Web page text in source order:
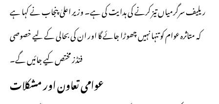
ریلیف سرگرمیاں تیز کرنے کی ہدایت کی ہے۔ وزیر اعلیٰ پنجاب نے کہا ہے
کہ متاثرہ عوام کو تنہا نہیں چھوڑا جائے گا اور ان کی بحالی کے لیے خصوصی
فنڈز مختص کیے جائیں گے۔
عوامی تعاون اور مشکلات